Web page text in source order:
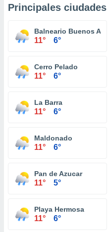
Principales ciudades
Balneario Buenos Aires
11° 6°
Cerro Pelado
11° 6°
La Barra
11° 6°
Maldonado
11° 6°
Pan de Azucar
11° 5°
Playa Hermosa
11° 6°